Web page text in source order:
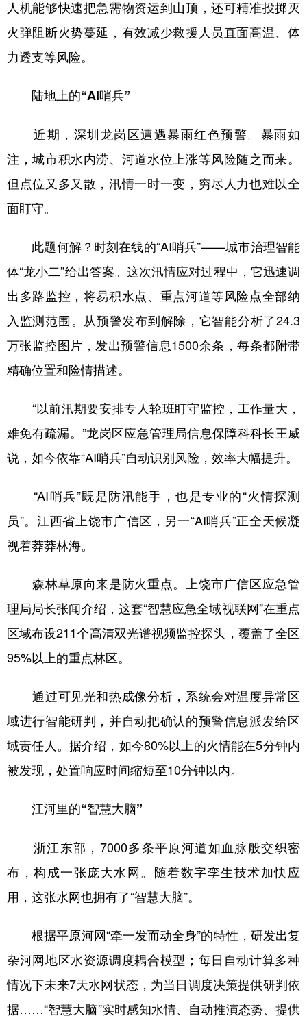
人机能够快速把急需物资运到山顶，还可精准投掷灭
火弹阻断火势蔓延，有效减少救援人员直面高温、体
力透支等风险。
陆地上的“AI哨兵”
近期，深圳龙岗区遭遇暴雨红色预警。暴雨如
注，城市积水内涝、河道水位上涨等风险随之而来。
但点位又多又散，汛情一时一变，穷尽人力也难以全
面盯守。
此题何解？时刻在线的“AI哨兵”——城市治理智能
体“龙小二”给出答案。这次汛情应对过程中，它迅速调
出多路监控，将易积水点、重点河道等风险点全部纳
入监测范围。从预警发布到解除，它智能分析了24.3
万张监控图片，发出预警信息1500余条，每条都附带
精确位置和险情描述。
“以前汛期要安排专人轮班盯守监控，工作量大，
难免有疏漏。”龙岗区应急管理局信息保障科科长王威
说，如今依靠“AI哨兵”自动识别风险，效率大幅提升。
“AI哨兵”既是防汛能手，也是专业的“火情探测
员”。江西省上饶市广信区，另一“AI哨兵”正全天候凝
视着莽莽林海。
森林草原向来是防火重点。上饶市广信区应急管
理局局长张闻介绍，这套“智慧应急全域视联网”在重点
区域布设211个高清双光谱视频监控探头，覆盖了全区
95%以上的重点林区。
通过可见光和热成像分析，系统会对温度异常区
域进行智能研判，并自动把确认的预警信息派发给区
域责任人。据介绍，如今80%以上的火情能在5分钟内
被发现，处置响应时间缩短至10分钟以内。
江河里的“智慧大脑”
浙江东部，7000多条平原河道如血脉般交织密
布，构成一张庞大水网。随着数字孪生技术加快应
用，这张水网也拥有了“智慧大脑”。
根据平原河网“牵一发而动全身”的特性，研发出复
杂河网地区水资源调度耦合模型；每日自动计算多种
情况下未来7天水网状态，为当日调度决策提供研判依
据……“智慧大脑”实时感知水情、自动推演态势、提供